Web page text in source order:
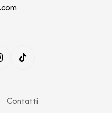
Contatti